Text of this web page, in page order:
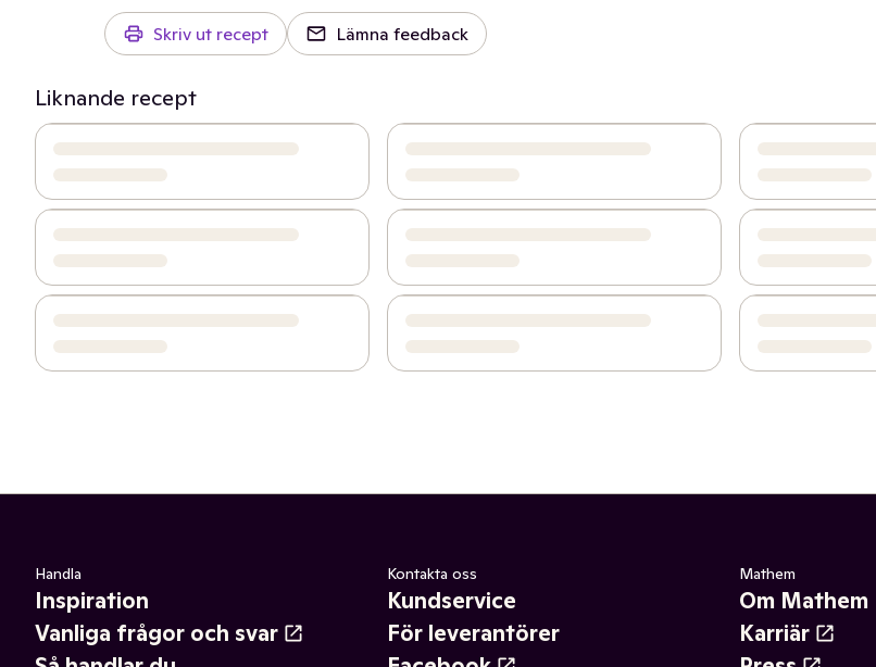
Skriv ut recept Lämna feedback
Liknande recept
Handla
Inspiration
Vanliga frågor och svar
Kontakta oss
Kundservice
För leverantörer
Mathem
Om Mathem
Karriär